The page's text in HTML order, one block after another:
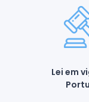
Lei em